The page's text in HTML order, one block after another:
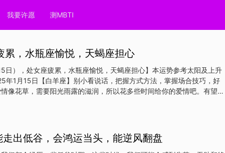
我要许愿 测MBTI
累，水瓶座愉悦，天蝎座担心
日），处女座疲累，水瓶座愉悦，天蝎座担心】本运势参考太阳及上升
年1月15日【白羊座】别小看说话，把握方式方法，掌握场合技巧，好
像花草，需要阳光雨露的滋润，所以花多些时间给你的爱情吧。有望改
既是对能力的挑战也是收入增加的信号。有跳槽念头但转型时机还没到
的店家，最终也不能以合适的价格买回东西。工作效率低，可能是厌班
事挂心无法集中精神。【双子座】可以闲聊的好日子要过去了，新一轮
出低谷，会鸿运当头，能逆风翻盘